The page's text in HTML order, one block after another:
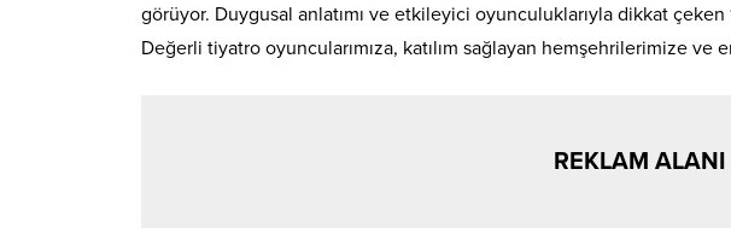
görüyor. Duygusal anlatımı ve etkileyici oyunculuklarıyla dikkat
Değerli tiyatro oyuncularımıza, katılım sağlayan hemşehrilerimize
REKLAM ALANI